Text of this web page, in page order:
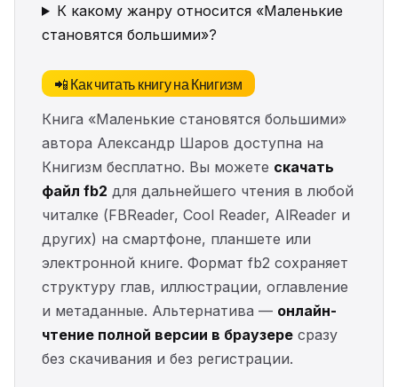
К какому жанру относится «Маленькие
становятся большими»?
📲 Как читать книгу на Книгизм
Книга «Маленькие становятся большими»
автора Александр Шаров доступна на
Книгизм бесплатно. Вы можете скачать
файл fb2 для дальнейшего чтения в любой
читалке (FBReader, Cool Reader, AlReader и
других) на смартфоне, планшете или
электронной книге. Формат fb2 сохраняет
структуру глав, иллюстрации, оглавление
и метаданные. Альтернатива — онлайн-
чтение полной версии в браузере сразу
без скачивания и без регистрации.